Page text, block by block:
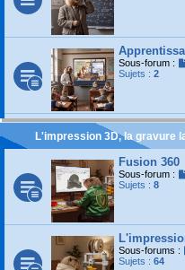
Sous-forum :
Sujets : 2
L'impression 3D, la gravure
Fusion 360
Sous-forum :
Sujets : 8
Sous-forums :
Sujets : 64